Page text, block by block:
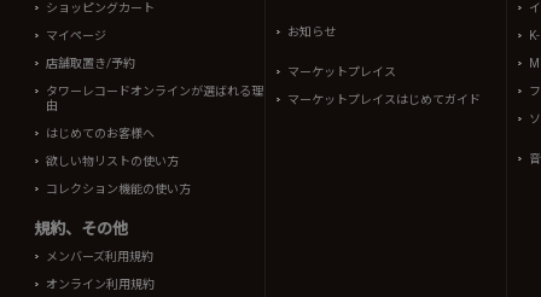
ショッピングカート
マイページ
店舗取置き/予約
タワーレコードオンラインが選ばれる理
由
はじめてのお客様へ
欲しい物リストの使い方
コレクション機能の使い方
規約、その他
メンバーズ利用規約
オンライン利用規約
お知らせ
マーケットプレイス
マーケットプレイスはじめてガイド